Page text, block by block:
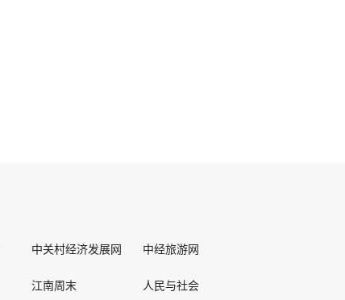
中关村经济发展网 中经旅游网
江南周末 人民与社会